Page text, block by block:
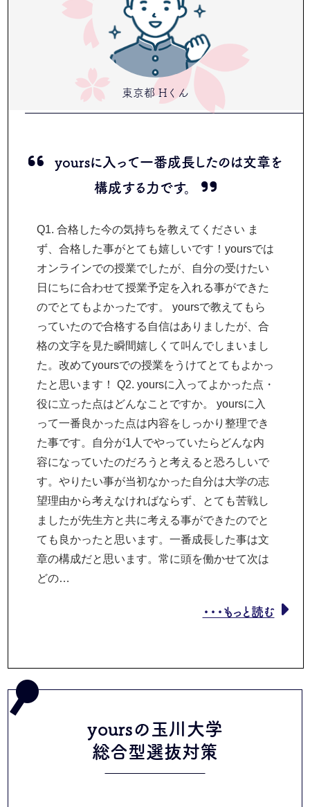
東京都 Hくん
yoursに入って一番成長したのは文章を
構成する力です。
Q1. 合格した今の気持ちを教えてください ま
ず、合格した事がとても嬉しいです！yoursでは
オンラインでの授業でしたが、自分の受けたい
日にちに合わせて授業予定を入れる事ができた
のでとてもよかったです。 yoursで教えてもら
っていたので合格する自信はありましたが、合
格の文字を見た瞬間嬉しくて叫んでしまいまし
た。改めてyoursでの授業をうけてとてもよかっ
たと思います！ Q2. yoursに入ってよかった点・
役に立った点はどんなことですか。 yoursに入
って一番良かった点は内容をしっかり整理でき
た事です。自分が1人でやっていたらどんな内
容になっていたのだろうと考えると恐ろしいで
す。やりたい事が当初なかった自分は大学の志
望理由から考えなければならず、とても苦戦し
ましたが先生方と共に考える事ができたのでと
ても良かったと思います。一番成長した事は文
章の構成だと思います。常に頭を働かせて次は
どの…
・・・もっと読む
yoursの玉川大学
総合型選抜対策